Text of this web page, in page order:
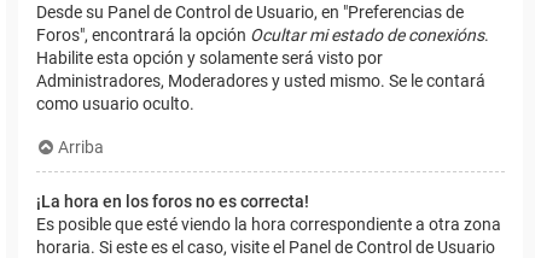
Desde su Panel de Control de Usuario, en "Preferencias de
Foros", encontrará la opción Ocultar mi estado de conexións.
Habilite esta opción y solamente será visto por
Administradores, Moderadores y usted mismo. Se le contará
como usuario oculto.
Arriba
¡La hora en los foros no es correcta!
Es posible que esté viendo la hora correspondiente a otra zona
horaria. Si este es el caso, visite el Panel de Control de Usuario